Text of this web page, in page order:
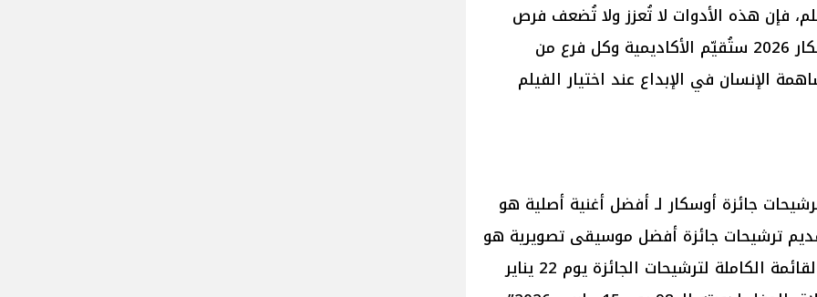
فإن هذه الأدوات لا تُعزز ولا تُضعف فرص
الحصول على أي ترشيح لجائزة أوسكار 2026 ستُقيّم الأكاديمية وكل فرع من
الإنسان في الإبداع عند اختيار الفيلم
جائزة أوسكار لـ أفضل أغنية أصلية هو
موعد لتقديم ترشيحات جائزة أفضل موسيقى تصويرية هو
3 نوفمبر 2025، وسيتم لإعلان عن القائمة الكاملة لترشيحات الجائزة يوم 22 يناير